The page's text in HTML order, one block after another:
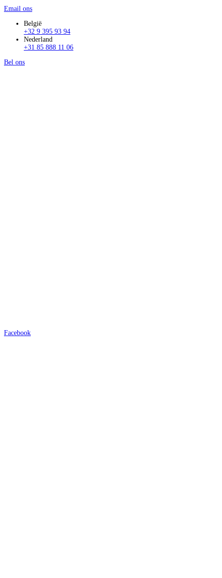
Email ons
België
+32 9 395 93 94
Nederland
+31 85 888 11 06
Bel ons
Facebook